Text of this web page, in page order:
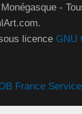
-
licence GNU
France